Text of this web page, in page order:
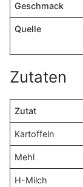
Geschmack
Quelle
Zutaten
Zutat
Kartoffeln
Mehl
H-Milch